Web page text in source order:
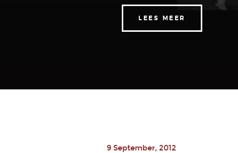
LEES MEER
9 September, 2012